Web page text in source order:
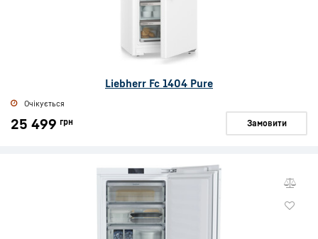
Liebherr Fc 1404 Pure
Очікується
25 499 грн Замовити